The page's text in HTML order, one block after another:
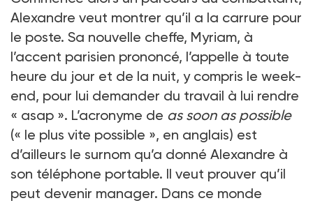
Alexandre veut montrer qu’il a la carrure pour
le poste. Sa nouvelle cheffe, Myriam, à
l’accent parisien prononcé, l’appelle à toute
heure du jour et de la nuit, y compris le week-
end, pour lui demander du travail à lui rendre
« asap ». L’acronyme de as soon as possible
(« le plus vite possible », en anglais) est
d’ailleurs le surnom qu’a donné Alexandre à
son téléphone portable. Il veut prouver qu’il
peut devenir manager. Dans ce monde